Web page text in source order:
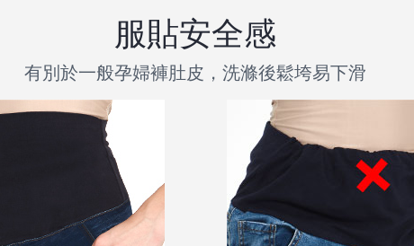
服貼安全感
有別於一般孕婦褲肚皮，洗滌後鬆垮易下滑